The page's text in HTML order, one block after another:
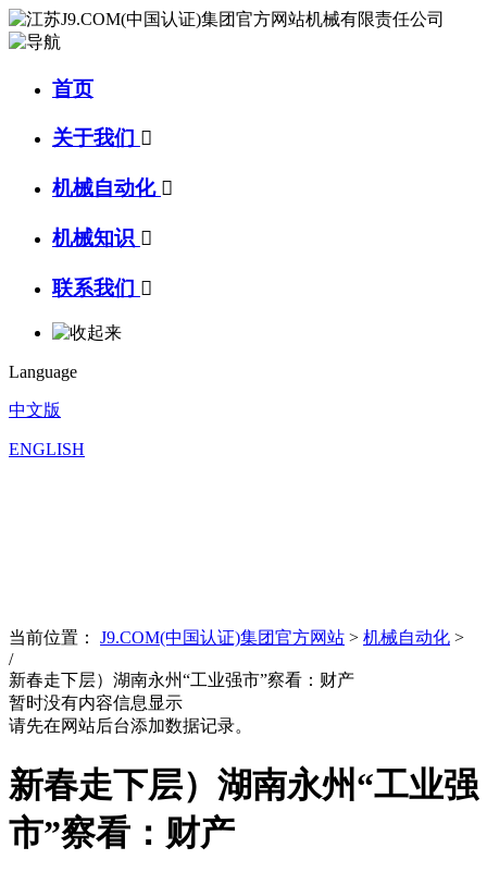
首页
关于我们 
机械自动化 
机械知识 
联系我们 
Language
中文版
ENGLISH
当前位置： J9.COM(中国认证)集团官方网站 > 机械自动化 >
/
新春走下层）湖南永州“工业强市”察看：财产
暂时没有内容信息显示
请先在网站后台添加数据记录。
新春走下层）湖南永州“工业强
市”察看：财产